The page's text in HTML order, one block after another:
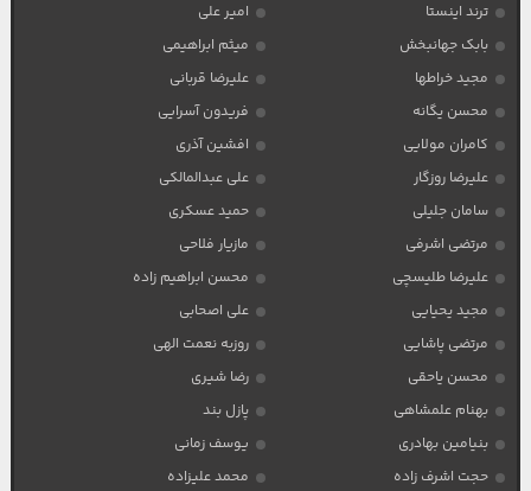
ترند اینستا
امیر علی
بابک جهانبخش
میثم ابراهیمی
مجید خراطها
علیرضا قربانی
محسن یگانه
فریدون آسرایی
کامران مولایی
افشین آذری
علیرضا روزگار
علی عبدالمالکی
سامان جلیلی
حمید عسکری
مرتضی اشرفی
مازیار فلاحی
علیرضا طلیسچی
محسن ابراهیم زاده
مجید یحیایی
علی اصحابی
مرتضی پاشایی
روزبه نعمت الهی
محسن یاحقی
رضا شیری
بهنام علمشاهی
پازل بند
بنیامین بهادری
یوسف زمانی
حجت اشرف زاده
محمد علیزاده